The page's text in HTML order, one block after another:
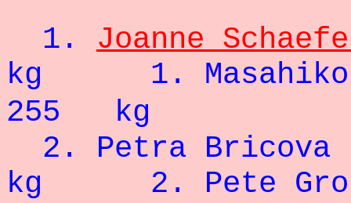
1. Joanne
kg 1.
255 kg
2. Petra
kg 2.
Pete